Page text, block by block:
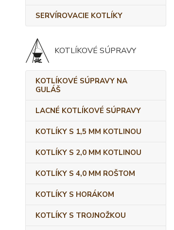
SERVÍROVACIE KOTLÍKY
KOTLÍKOVÉ SÚPRAVY
KOTLÍKOVÉ SÚPRAVY NA
GULÁŠ
LACNÉ KOTLÍKOVÉ SÚPRAVY
KOTLÍKY S 1,5 MM KOTLINOU
KOTLÍKY S 2,0 MM KOTLINOU
KOTLÍKY S 4,0 MM ROŠTOM
KOTLÍKY S HORÁKOM
KOTLÍKY S TROJNOŽKOU